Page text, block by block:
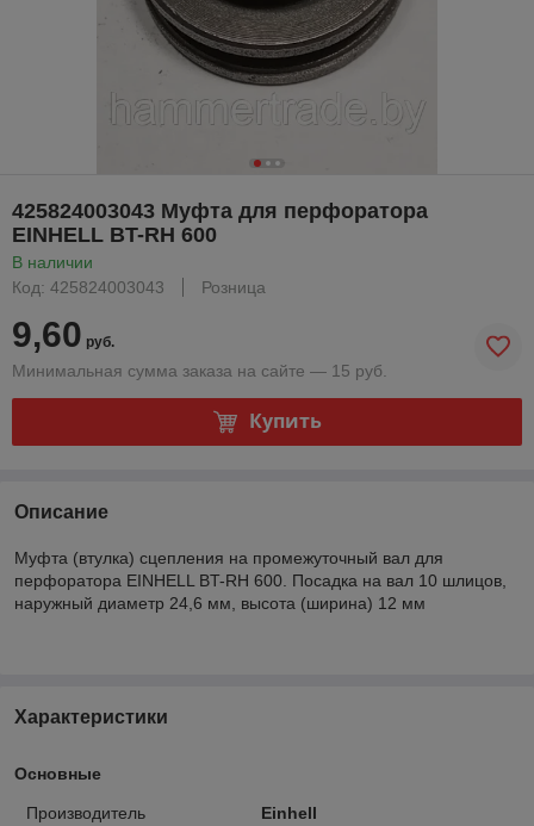
425824003043 Муфта для перфоратора
EINHELL BT-RH 600
В наличии
Код: 425824003043
Розница
9,60 руб.
Минимальная сумма заказа на сайте — 15 руб.
Купить
Описание
Муфта (втулка) сцепления на промежуточный вал для
перфоратора EINHELL BT-RH 600. Посадка на вал 10 шлицов,
наружный диаметр 24,6 мм, высота (ширина) 12 мм
Характеристики
Основные
Производитель
Einhell